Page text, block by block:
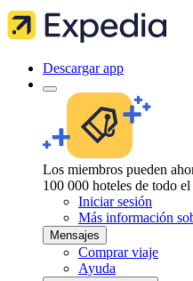
Descargar app
Los miembros pueden
100 000 hoteles de todo
Iniciar sesión
Más información
Mensajes
Comprar viaje
Ayuda